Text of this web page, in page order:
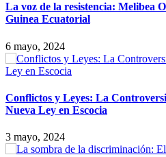
La voz de la resistencia: Melibea
Guinea Ecuatorial
6 mayo, 2024
Conflictos y Leyes: La
Nueva Ley en Escocia
3 mayo, 2024